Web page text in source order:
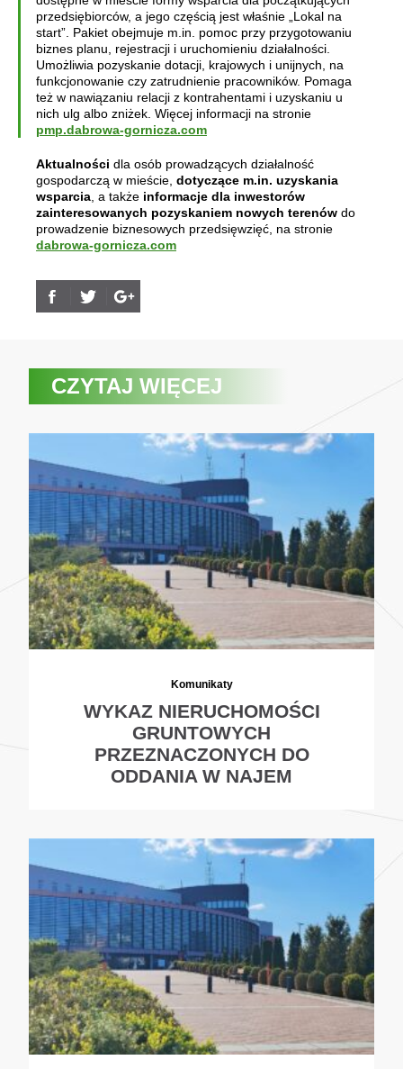
przedsiębiorców, a jego częścią jest właśnie „Lokal na
start”. Pakiet obejmuje m.in. pomoc przy przygotowaniu
biznes planu, rejestracji i uruchomieniu działalności.
Umożliwia pozyskanie dotacji, krajowych i unijnych, na
funkcjonowanie czy zatrudnienie pracowników. Pomaga
też w nawiązaniu relacji z kontrahentami i uzyskaniu u
nich ulg albo zniżek. Więcej informacji na stronie
pmp.dabrowa-gornicza.com
Aktualności dla osób prowadzących działalność
gospodarczą w mieście, dotyczące m.in. uzyskania
wsparcia , a także informacje dla inwestorów
zainteresowanych pozyskaniem nowych terenów do
prowadzenie biznesowych przedsięwzięć, na stronie
dabrowa-gornicza.com
CZYTAJ WIĘCEJ
Komunikaty
WYKAZ NIERUCHOMOŚCI
GRUNTOWYCH
PRZEZNACZONYCH DO
ODDANIA W NAJEM